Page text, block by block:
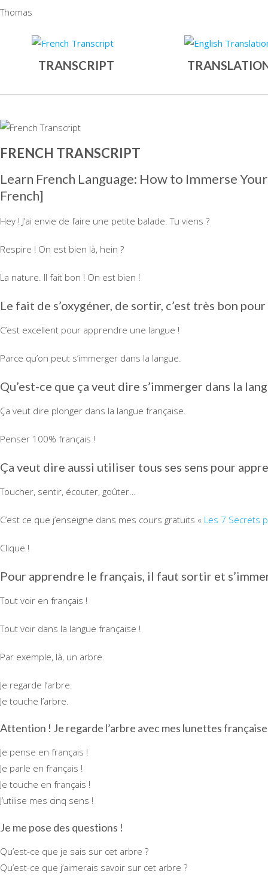
Thomas
TRANSCRIPT
FRENCH TRANSCRIPT
Learn French Language: How to Immerse
French]
Hey ! J’ai envie de faire une petite balade. Tu viens ?
Respire ! On est bien là, hein ?
La nature. Il fait bon ! On est bien !
Le fait de s’oxygéner, de sortir, c’est très bon
C’est excellent pour apprendre une langue !
Parce qu’on peut s’immerger dans la langue.
Qu’est-ce que ça veut dire s’immerger dans la
Ça veut dire plonger dans la langue française.
Penser 100% français !
Ça veut dire aussi utiliser tous ses sens pour
Toucher, sentir, écouter, goûter…
C’est ce que j’enseigne dans mes cours gratuits « Les 7 Secrets
Clique !
Pour apprendre le français, il faut sortir et
Tout voir en français !
Tout voir dans la langue française !
Par exemple, là, un arbre.
Je regarde l’arbre.
Je touche l’arbre.
Attention ! Je regarde l’arbre avec mes lunettes
Je pense en français !
Je parle en français !
Je touche en français !
J’utilise mes cinq sens !
Je me pose des questions !
Qu’est-ce que je sais sur cet arbre ?
Qu’est-ce que j’aimerais savoir sur cet arbre ?